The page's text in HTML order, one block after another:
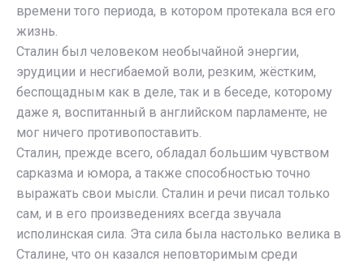
времени того периода, в котором протекала вся его
жизнь.
Сталин был человеком необычайной энергии,
эрудиции и несгибаемой воли, резким, жёстким,
беспощадным как в деле, так и в беседе, которому
даже я, воспитанный в английском парламенте, не
мог ничего противопоставить.
Сталин, прежде всего, обладал большим чувством
сарказма и юмора, а также способностью точно
выражать свои мысли. Сталин и речи писал только
сам, и в его произведениях всегда звучала
исполинская сила. Эта сила была настолько велика в
Сталине, что он казался неповторимым среди